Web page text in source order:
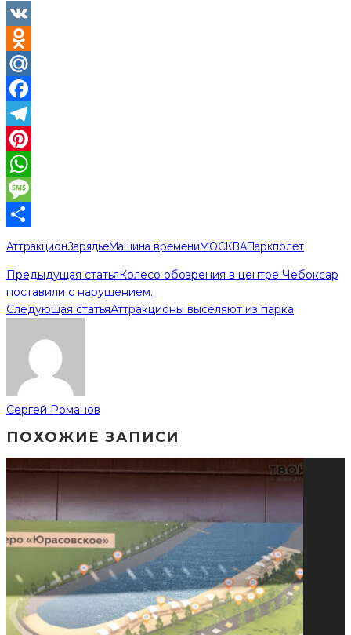
VK
Odnoklassniki
Mail.Ru
Facebook
Telegram
Pinterest
WhatsApp
Message
Отправить
АттракционЗарядьеМашина времениМОСКВАПаркполет
Предыдущая статьяКолесо обозрения в центре Чебоксар
поставили с нарушением.
Следующая статьяАттракционы выселяют из парка
Сергей Романов
ПОХОЖИЕ ЗАПИСИ